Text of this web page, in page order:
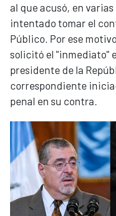
al que acusó, en
intentado tomar el
Público. Por ese
solicitó el "inmediato"
presidente de la
correspondiente
penal en su contra.